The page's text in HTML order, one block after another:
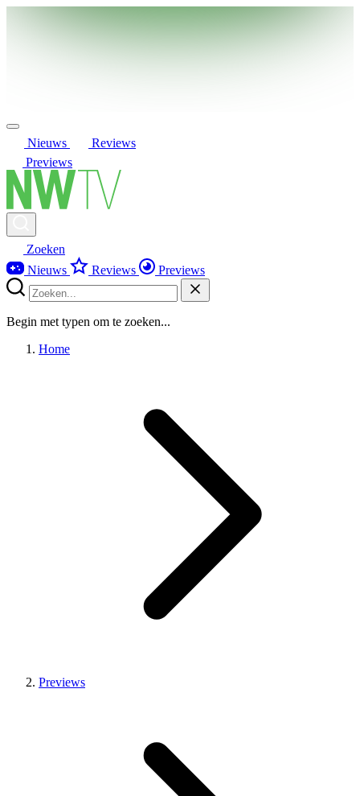
Nieuws
Reviews
Previews
Zoeken
Nieuws
Reviews Previews
Begin met typen om te zoeken...
Home
Previews